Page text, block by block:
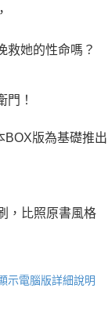
惡意使用之情形，
取法律行動。
救她的性命嗎？
門！
版為基礎推出
，比照原書風格
示電腦版詳細說明